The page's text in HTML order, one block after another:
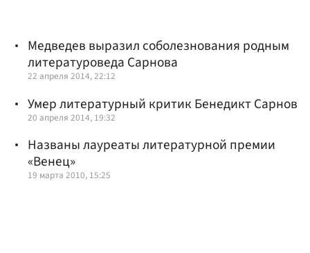
Медведев выразил соболезнования родным
литературоведа Сарнова
22 апреля 2014, 22:12
Умер литературный критик Бенедикт Сарнов
20 апреля 2014, 19:32
Названы лауреаты литературной премии
«Венец»
19 марта 2010, 15:25